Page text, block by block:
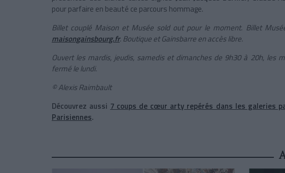
pour parfaire en beauté ce parcours hommage.
Billet couplé Maison et Musée sold out pour le moment. Billet
maisongainsbourg.fr. Boutique et Gainsbarre en accès libre.
Ouvert les mardis, jeudis, samedis et dimanches de 9h30 à 20h, les
fermé le lundi.
© Alexis Raimbault
Découvrez aussi 7 coups de cœur arty repérés dans les galeries
Parisiennes.